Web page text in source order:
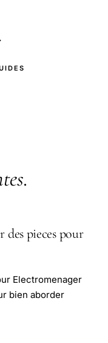
.
pieces pour
Electromenager
bien aborder